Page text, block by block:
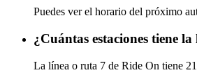
Puedes ver el horario del próximo
¿Cuántas estaciones tiene
La línea o ruta 7 de Ride On tiene